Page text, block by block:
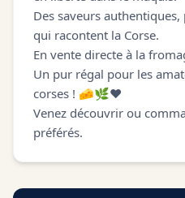
Des saveurs
qui racontent la Corse.
En vente directe à la
Un pur régal pour les
corses ! 🧀🌿❤️
Venez découvrir ou
préférés.